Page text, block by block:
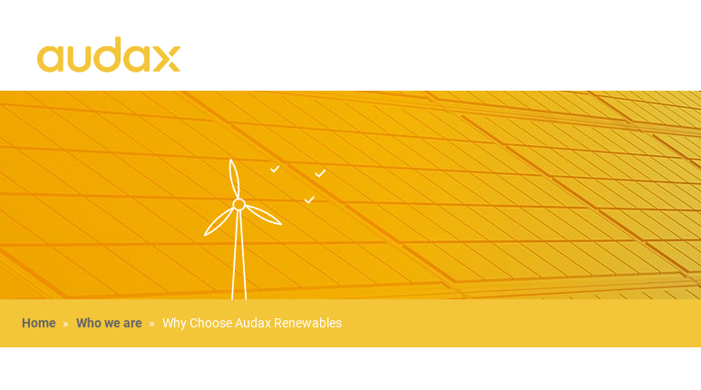
Home » Who we are » Why Choose Audax Renewables